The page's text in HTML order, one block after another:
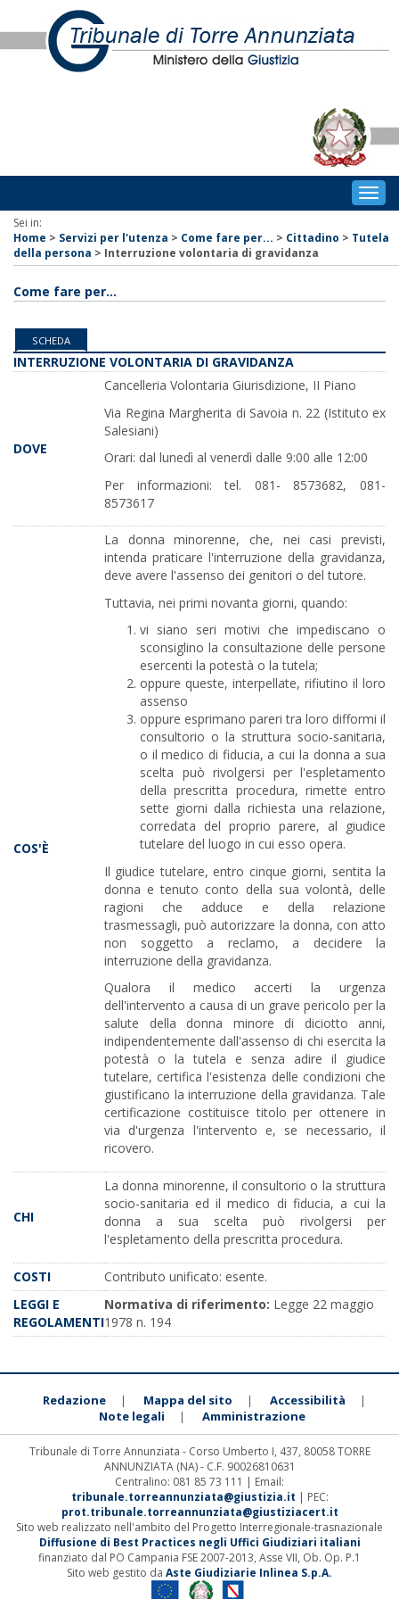
Sei in:
Home > Servizi per l'utenza > Come fare per... > Cittadino > Tutela
della persona > Interruzione volontaria di gravidanza
Come fare per...
SCHEDA
INTERRUZIONE VOLONTARIA DI GRAVIDANZA
DOVE
Cancelleria Volontaria Giurisdizione, II Piano
Via Regina Margherita di Savoia n. 22 (Istituto ex
Salesiani)
Orari: dal lunedì al venerdì dalle 9:00 alle 12:00
Per informazioni: tel. 081- 8573682, 081-
8573617
COS'È
La donna minorenne, che, nei casi previsti,
intenda praticare l'interruzione della gravidanza,
deve avere l'assenso dei genitori o del tutore.
Tuttavia, nei primi novanta giorni, quando:
vi siano seri motivi che impediscano o
sconsiglino la consultazione delle persone
esercenti la potestà o la tutela;
oppure queste, interpellate, rifiutino il loro
assenso
oppure esprimano pareri tra loro difformi il
consultorio o la struttura socio-sanitaria,
o il medico di fiducia, a cui la donna a sua
scelta può rivolgersi per l'espletamento
della prescritta procedura, rimette entro
sette giorni dalla richiesta una relazione,
corredata del proprio parere, al giudice
tutelare del luogo in cui esso opera.
Il giudice tutelare, entro cinque giorni, sentita la
donna e tenuto conto della sua volontà, delle
ragioni che adduce e della relazione
trasmessagli, può autorizzare la donna, con atto
non soggetto a reclamo, a decidere la
interruzione della gravidanza.
Qualora il medico accerti la urgenza
dell'intervento a causa di un grave pericolo per la
salute della donna minore di diciotto anni,
indipendentemente dall'assenso di chi esercita la
potestà o la tutela e senza adire il giudice
tutelare, certifica l'esistenza delle condizioni che
giustificano la interruzione della gravidanza. Tale
certificazione costituisce titolo per ottenere in
via d'urgenza l'intervento e, se necessario, il
ricovero.
CHI
La donna minorenne, il consultorio o la struttura
socio-sanitaria ed il medico di fiducia, a cui la
donna a sua scelta può rivolgersi per
l'espletamento della prescritta procedura.
COSTI
Contributo unificato: esente.
LEGGI E
REGOLAMENTI
Normativa di riferimento: Legge 22 maggio
1978 n. 194
Redazione | Mappa del sito | Accessibilità |
Note legali | Amministrazione
Tribunale di Torre Annunziata - Corso Umberto I, 437, 80058 TORRE
ANNUNZIATA (NA) - C.F. 90026810631
Centralino: 081 85 73 111 | Email:
tribunale.torreannunziata@giustizia.it | PEC:
prot.tribunale.torreannunziata@giustiziacert.it
Sito web realizzato nell'ambito del Progetto Interregionale-trasnazionale
Diffusione di Best Practices negli Uffici Giudiziari italiani
finanziato dal PO Campania FSE 2007-2013, Asse VII, Ob. Op. P.1
Sito web gestito da Aste Giudiziarie Inlinea S.p.A.